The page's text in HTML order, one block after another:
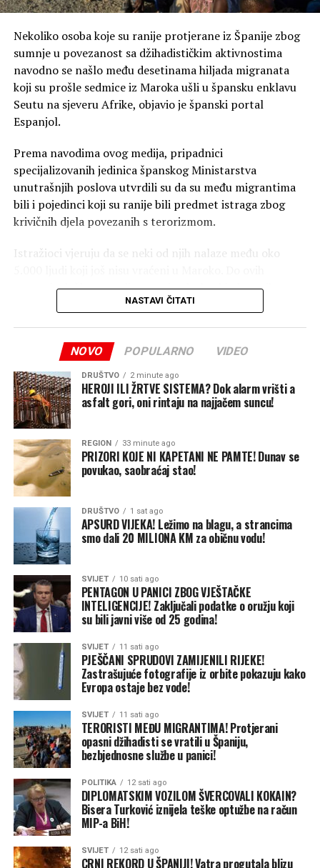
Nekoliko osoba koje su ranije protjerane iz Španije zbog
sumnje u povezanost sa džihadističkim aktivnostima
navodno se našlo među desetinama hiljada migranata
koji su prošle sedmice iz Maroka ušli u špansku enklavu
Seutu na sjeveru Afrike, objavio je španski portal
Espanjol.
Prema navodima ovog medija, pripadnici
specijalizovanih jedinica španskog Ministarstva
unutrašnjih poslova utvrdili su da su među migrantima
bili i pojedinci koji su ranije bili predmet istraga zbog
krivičnih djela povezanih s terorizmom.
Istražioci vjeruju da se neki od njih nalaze među oko
saznanja došlo se analizom snimaka bezbjednosnih
kamera, a slučaj istražuju pripadnici Generalnog
Informativnog štaba Civilne garde.
Istraga je i dalje u toku, a nadležne službe ne isključuju
mogućnost da bi broj osoba povezanih sa džihadističkim
mrežama mogao biti veći.
NASTAVI ČITATI
NOVO POPULARNO VIDEO
DRUŠTVO 2 minute ago
HEROJI ILI ŽRTVE SISTEMA? Dok alarm vrišti a
asfalt gori, oni rintaju na najjačem suncu!
REGION 33 minute ago
PRIZORI KOJE NI KAPETANI NE PAMTE! Dunav se
povukao, saobraćaj stao!
DRUŠTVO 1 sat ago
APSURD VIJEKA! Ležimo na blagu, a strancima
smo dali 20 MILIONA KM za običnu vodu!
SVIJET 10 sati ago
PENTAGON U PANICI ZBOG VJEŠTAČKE
INTELIGENCIJE! Zaključali podatke o oružju koji
su bili javni više od 25 godina!
SVIJET 11 sati ago
PJEŠČANI SPRUDOVI ZAMIJENILI RIJEKE!
Zastrašujuće fotografije iz orbite pokazuju kako
Evropa ostaje bez vode!
SVIJET 11 sati ago
TERORISTI MEĐU MIGRANTIMA! Protjerani
opasni džihadisti se vratili u Španiju,
bezbjednosne službe u panici!
POLITIKA 12 sati ago
DIPLOMATSKIM VOZILOM ŠVERCOVALI KOKAIN?
Bisera Turković iznijela teške optužbe na račun
MIP-a BiH!
SVIJET 12 sati ago
CRNI REKORD U ŠPANIJI! Vatra progutala blizu